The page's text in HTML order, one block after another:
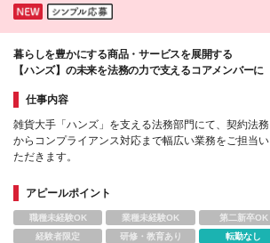
暮らしを豊かにする商品・サービスを展開する
【ハンズ】の未来を法務の力で支えるコアメンバーに
仕事内容
雑貨大手「ハンズ」を支える法務部門にて、契約法務
からコンプライアンス対応まで幅広い業務をご担当い
ただきます。
アピールポイント
職種未経験OK 業種未経験OK 第二新卒OK
経験者限定
研修・教育あり 転勤なし